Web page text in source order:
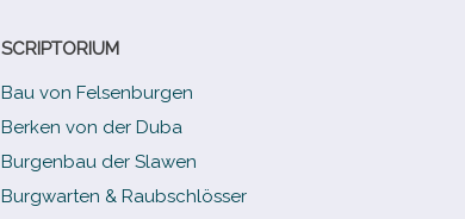
SCRIPTORIUM
Bau von Felsenburgen
Berken von der Duba
Burgenbau der Slawen
Burgwarten & Raubschlösser